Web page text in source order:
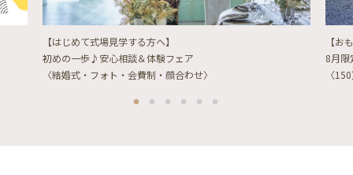
【はじめて式場見学する方へ】
初めの一歩♪安心相談＆体験フェア
〈結婚式・フォト・会費制・顔合わせ〉
【お
8月限
〈